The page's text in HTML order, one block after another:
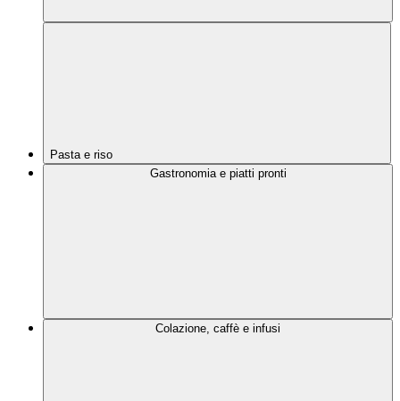
Pasta e riso
Gastronomia e piatti pronti
Colazione, caffè e infusi